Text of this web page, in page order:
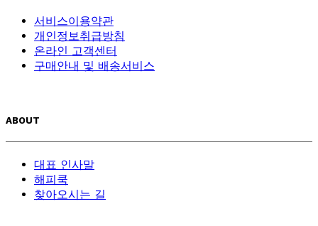
서비스이용약관
개인정보취급방침
온라인 고객센터
구매안내 및 배송서비스
ABOUT
대표 인사말
해피쿡
찾아오시는 길